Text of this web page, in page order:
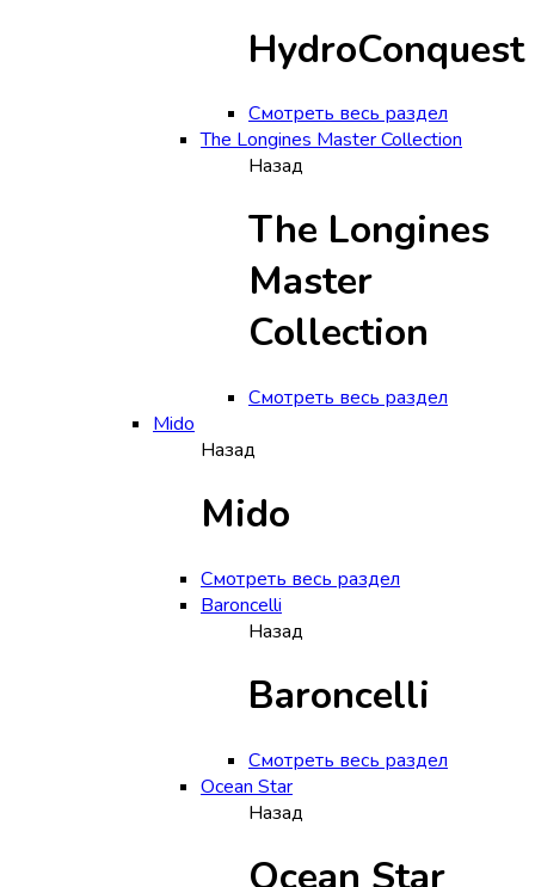
HydroConquest
Смотреть весь раздел
The Longines Master Collection
Назад
The Longines
Master
Collection
Смотреть весь раздел
Mido
Назад
Mido
Смотреть весь раздел
Baroncelli
Назад
Baroncelli
Смотреть весь раздел
Ocean Star
Назад